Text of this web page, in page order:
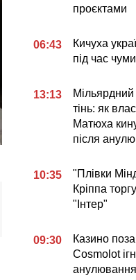
проєктами
06:43
Кичуха
під час чуми
13:13
тінь: як
Матюха
після
10:35
"Плівки
Кріппа
"Інтер"
09:30
Казино
Cosmolot
анулювання